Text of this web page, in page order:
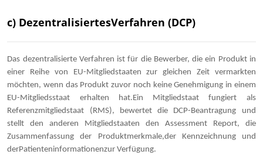
c) DezentralisiertesVerfahren(DCP)
Das dezentralisierte Verfahren ist für die Bewerber, die ein Produkt in
einer Reihe von EU-Mitgliedstaaten zur gleichen Zeit vermarkten
möchten, wenn das Produkt zuvor noch keine Genehmigung in einem
EU-Mitgliedsstaat erhalten hat.Ein Mitgliedstaat fungiert als
Referenzmitgliedstaat (RMS), bewertet die DCP-Beantragung und
stellt den anderen Mitgliedstaaten den Assessment Report, die
Zusammenfassung der Produktmerkmale,der Kennzeichnung und
derPatienteninformationenzur Verfügung.